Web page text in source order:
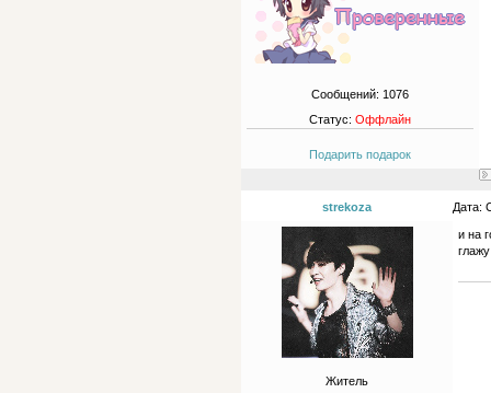
Сообщений: 1076
Статус: Оффлайн
Подарить подарок
strekoza Дата:
Житель
и на